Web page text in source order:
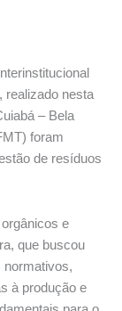
realizado nesta
– Bela
foram
de resíduos
e
que buscou
normativos,
à produção e